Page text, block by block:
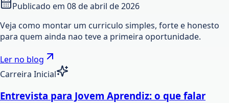
Publicado em 08 de abril de 2026
Veja como montar um curriculo simples, forte e honesto
para quem ainda nao teve a primeira oportunidade.
Ler no blog
Carreira Inicial
Entrevista para Jovem Aprendiz: o que falar